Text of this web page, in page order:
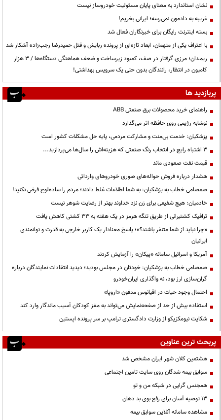
نشان استاندارد به معنای پایان مسئولیت خودروساز نیست
غریبه به دادمون نمی‌رسه؛ ایرانی بخریم!
بسته اینترنت رایگان برای خبرنگاران فعال شد
با اعتراف یکی از متهمان، ابعاد تازه‌ای از پرونده ربایش و قتل حمیدرضا رجب‌زاده آشکار شد
ریمـدان؛ مرزی گرفتار در صف، کمبود زیرساخت و ضعف هماهنگی دستگاه‌ها / ۳ هزار
کامیون در انتظار، رانندگان بدون حتی یک سرویس بهداشتی!
پربازدید ها
راهنمای خرید محصولات برق صنعتی ABB
نوشابه رژیمی روی حافظه اثر می‌گذارد
پزشکیان: خدمت بی‌منت و مشارکت مردمی، پایه حل مشکلات کشور است
3 اشتباه رایج در انتخاب رنگ صنعتی که هزینه‌اش را سال‌ها می‌پردازید...
قیمت نفت صعودی ماند
هشدار درباره فروش حواله‌های صوری خودروهای وارداتی
صمصامی خطاب به پزشکیان: به شما اطلاعات غلط دادند؛ مردم را ساده‌لوح فرض نکنید!
خادمیان: هیچ شفیعی برای زن نزد خداوند بهتر از رضایت شوهر نیست
ترافیک کشتیرانی از طریق تنگه هرمز در یک هفته به ۳۳ کشتی کاهش یافت
«چرا نباید از شما متنفر باشند؟»؛ پاسخ معنادار یک کاربر خارجی به قدرت و توانمندی
ایرانیان
آمریکا و اسرائیل سامانه «پیکان» را آزمایش کردند
صمصامی خطاب به پزشکیان: خودتان در مجلس بودید؛ دیدید انتقادات نمایندگان درباره
گران‌سازی ارز بود، نه واگذاری ایران‌خودرو
احتمال وجود حیات در اقیانوس مدفون «اروپا»
استفاده بیش از حد از صفحه‌نمایش می‌تواند به مغز کودکان آسیب ماندگار وارد کند
شکایت نیومکزیکو از وزارت دادگستری ترامپ بر سر پرونده اپستین
پربحث ترین عناوین
هشتمین کلان شهر ایران مشخص شد
سوابق بیمه شدگان روی سایت تامین اجتماعی
همجنس گرایی در شبکه من و تو
13 توصیه آسان برای رفع بوی بد دهان
مشاهده سامانه آنلاين سوابق بیمه